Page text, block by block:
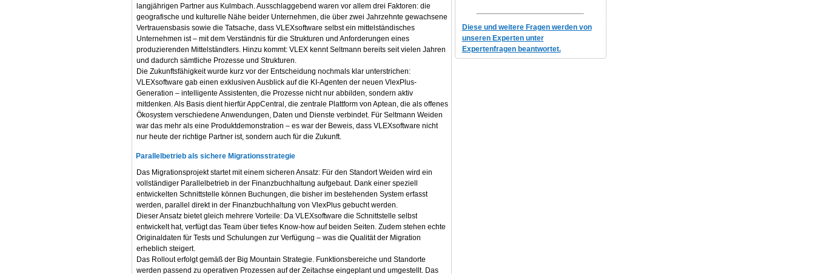
langjährigen Partner aus Kulmbach. Ausschlaggebend waren vor allem drei Faktoren: die
geografische und kulturelle Nähe beider Unternehmen, die über zwei Jahrzehnte gewachsene
Vertrauensbasis sowie die Tatsache, dass VLEXsoftware selbst ein mittelständisches
Unternehmen ist – mit dem Verständnis für die Strukturen und Anforderungen eines
produzierenden Mittelständlers. Hinzu kommt: VLEX kennt Seltmann bereits seit vielen Jahren
und dadurch sämtliche Prozesse und Strukturen.
Die Zukunftsfähigkeit wurde kurz vor der Entscheidung nochmals klar unterstrichen:
VLEXsoftware gab einen exklusiven Ausblick auf die KI-Agenten der neuen VlexPlus-
Generation – intelligente Assistenten, die Prozesse nicht nur abbilden, sondern aktiv
mitdenken. Als Basis dient hierfür AppCentral, die zentrale Plattform von Aptean, die als offenes
Ökosystem verschiedene Anwendungen, Daten und Dienste verbindet. Für Seltmann Weiden
war das mehr als eine Produktdemonstration – es war der Beweis, dass VLEXsoftware nicht
nur heute der richtige Partner ist, sondern auch für die Zukunft.
Parallelbetrieb als sichere Migrationsstrategie
Das Migrationsprojekt startet mit einem sicheren Ansatz: Für den Standort Weiden wird ein
vollständiger Parallelbetrieb in der Finanzbuchhaltung aufgebaut. Dank einer speziell
entwickelten Schnittstelle können Buchungen, die bisher im bestehenden System erfasst
werden, parallel direkt in der Finanzbuchhaltung von VlexPlus gebucht werden.
Dieser Ansatz bietet gleich mehrere Vorteile: Da VLEXsoftware die Schnittstelle selbst
entwickelt hat, verfügt das Team über tiefes Know-how auf beiden Seiten. Zudem stehen echte
Originaldaten für Tests und Schulungen zur Verfügung – was die Qualität der Migration
erheblich steigert.
Das Rollout erfolgt gemäß der Big Mountain Strategie. Funktionsbereiche und Standorte
werden passend zu operativen Prozessen auf der Zeitachse eingeplant und umgestellt. Das
Diese und weitere Fragen werden von
unseren Experten unter
Expertenfragen beantwortet.